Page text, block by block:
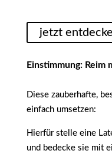
jetzt
Einstimmung: Reim
Diese zauberhafte,
einfach umsetzen:
Hierfür stelle eine
und bedecke sie mit